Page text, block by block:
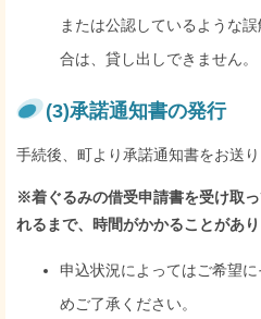
または公認しているような
合は、貸し出しできません。
(3)承諾通知書の発行
手続後、町より承諾通知書をお送り
※着ぐるみの借受申請書を受け取
れるまで、時間がかかることがあり
申込状況によってはご希望
めご了承ください。